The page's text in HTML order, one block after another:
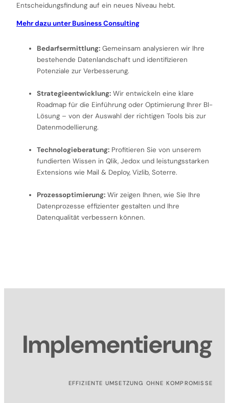
Entscheidungsfindung auf ein neues Niveau hebt.
Mehr dazu unter Business Consulting
Bedarfsermittlung: Gemeinsam analysieren wir Ihre
bestehende Datenlandschaft und identifizieren
Potenziale zur Verbesserung.
Strategieentwicklung: Wir entwickeln eine klare
Roadmap für die Einführung oder Optimierung Ihrer BI-
Lösung – von der Auswahl der richtigen Tools bis zur
Datenmodellierung.
Technologieberatung: Profitieren Sie von unserem
fundierten Wissen in Qlik, Jedox und leistungsstarken
Extensions wie Mail & Deploy, Vizlib, Soterre.
Prozessoptimierung: Wir zeigen Ihnen, wie Sie Ihre
Datenprozesse effizienter gestalten und Ihre
Datenqualität verbessern können.
Implementierung
EFFIZIENTE UMSETZUNG OHNE KOMPROMISSE